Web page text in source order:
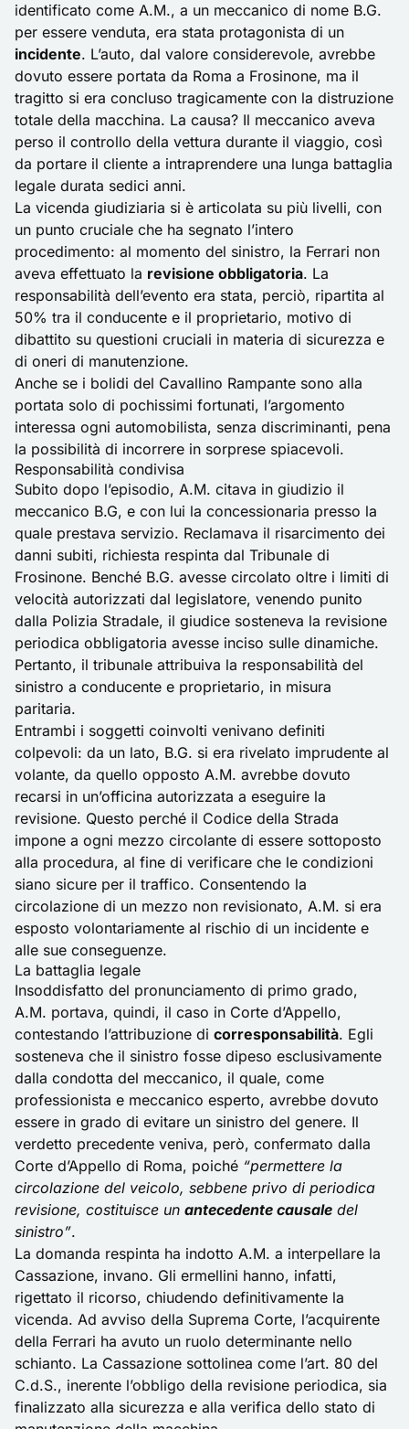
identificato come A.M., a un meccanico di nome B.G.
per essere venduta, era stata protagonista di un
incidente. L’auto, dal valore considerevole, avrebbe
dovuto essere portata da Roma a Frosinone, ma il
tragitto si era concluso tragicamente con la distruzione
totale della macchina. La causa? Il meccanico aveva
perso il controllo della vettura durante il viaggio, così
da portare il cliente a intraprendere una lunga battaglia
legale durata sedici anni.
La vicenda giudiziaria si è articolata su più livelli, con
un punto cruciale che ha segnato l’intero
procedimento: al momento del sinistro, la Ferrari non
aveva effettuato la revisione obbligatoria. La
responsabilità dell’evento era stata, perciò, ripartita al
50% tra il conducente e il proprietario, motivo di
dibattito su questioni cruciali in materia di sicurezza e
di oneri di manutenzione.
Anche se i bolidi del Cavallino Rampante sono alla
portata solo di pochissimi fortunati, l’argomento
interessa ogni automobilista, senza discriminanti, pena
la possibilità di incorrere in sorprese spiacevoli.
Responsabilità condivisa
Subito dopo l’episodio, A.M. citava in giudizio il
meccanico B.G, e con lui la concessionaria presso la
quale prestava servizio. Reclamava il risarcimento dei
danni subiti, richiesta respinta dal Tribunale di
Frosinone. Benché B.G. avesse circolato oltre i limiti di
velocità autorizzati dal legislatore, venendo punito
dalla Polizia Stradale, il giudice sosteneva la revisione
periodica obbligatoria avesse inciso sulle dinamiche.
Pertanto, il tribunale attribuiva la responsabilità del
sinistro a conducente e proprietario, in misura
paritaria.
Entrambi i soggetti coinvolti venivano definiti
colpevoli: da un lato, B.G. si era rivelato imprudente al
volante, da quello opposto A.M. avrebbe dovuto
recarsi in un’officina autorizzata a eseguire la
revisione. Questo perché il Codice della Strada
impone a ogni mezzo circolante di essere sottoposto
alla procedura, al fine di verificare che le condizioni
siano sicure per il traffico. Consentendo la
circolazione di un mezzo non revisionato, A.M. si era
esposto volontariamente al rischio di un incidente e
alle sue conseguenze.
La battaglia legale
Insoddisfatto del pronunciamento di primo grado,
A.M. portava, quindi, il caso in Corte d’Appello,
contestando l’attribuzione di corresponsabilità. Egli
sosteneva che il sinistro fosse dipeso esclusivamente
dalla condotta del meccanico, il quale, come
professionista e meccanico esperto, avrebbe dovuto
essere in grado di evitare un sinistro del genere. Il
verdetto precedente veniva, però, confermato dalla
Corte d’Appello di Roma, poiché “permettere la
circolazione del veicolo, sebbene privo di periodica
revisione, costituisce un antecedente causale del
sinistro”.
La domanda respinta ha indotto A.M. a interpellare la
Cassazione, invano. Gli ermellini hanno, infatti,
rigettato il ricorso, chiudendo definitivamente la
vicenda. Ad avviso della Suprema Corte, l’acquirente
della Ferrari ha avuto un ruolo determinante nello
schianto. La Cassazione sottolinea come l’art. 80 del
C.d.S., inerente l’obbligo della revisione periodica, sia
finalizzato alla sicurezza e alla verifica dello stato di